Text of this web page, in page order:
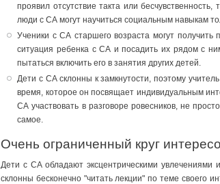
проявил отсутствие такта или
люди с СА могут научиться социальным навыкам
Ученики с СА старшего возраста могут получить
ситуация ребенка с СА и посадить их рядом с
пытаться включить его в занятия других детей.
Дети с СА склонны к замкнутости, поэтому
время, которое он посвящает индивидуальным
СА участвовать в разговоре ровесников, не
самое.
Очень ограниченный круг
Дети с СА обладают эксцентрическими
склонны бесконечно "читать лекции" по теме своего